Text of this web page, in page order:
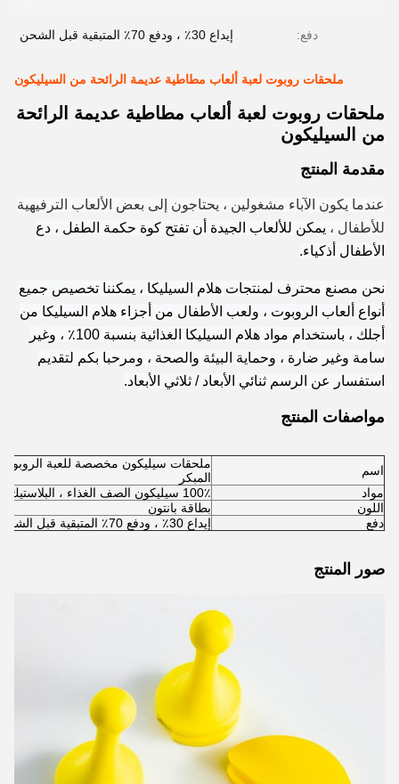
دفع: إيداع 30٪ ، ودفع 70٪ المتبقية قبل الشحن
ملحقات روبوت لعبة ألعاب مطاطية عديمة الرائحة من السيليكون
ملحقات روبوت لعبة ألعاب مطاطية عديمة الرائحة
من السيليكون
مقدمة المنتج
عندما يكون الآباء مشغولين ، يحتاجون إلى بعض الألعاب الترفيهية
للأطفال ، يمكن للألعاب الجيدة أن تفتح كوة حكمة الطفل ، دع
الأطفال أذكياء.
نحن مصنع محترف لمنتجات هلام السيليكا ، يمكننا تخصيص جميع
أنواع ألعاب الروبوت ، ولعب الأطفال من أجزاء هلام السيليكا من
أجلك ، باستخدام مواد هلام السيليكا الغذائية بنسبة 100٪ ، وغير
سامة وغير ضارة ، وحماية البيئة والصحة ، ومرحبا بكم لتقديم
استفسار عن الرسم ثنائي الأبعاد / ثلاثي الأبعاد.
مواصفات المنتج
اسم
ملحقات سيليكون مخصصة للعبة الروبوت
المبكر
مواد
100٪ سيليكون الصف الغذاء ، البلاستيك ، ABS
اللون
بطاقة بانتون
دفع
إيداع 30٪ ، ودفع 70٪ المتبقية قبل الشحن
صور المنتج